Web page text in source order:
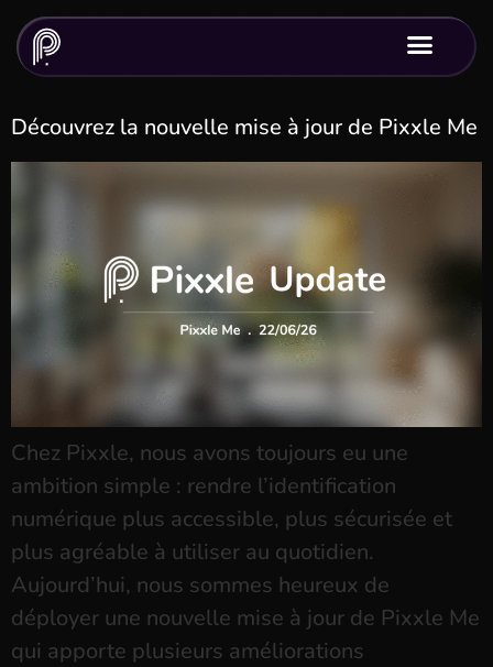
Découvrez la nouvelle mise à jour de Pixxle Me
Chez Pixxle, nous avons toujours eu une
ambition simple : rendre l’identification
numérique plus accessible, plus sécurisée et
plus agréable à utiliser au quotidien.
Aujourd’hui, nous sommes heureux de
déployer une nouvelle mise à jour de Pixxle Me
qui apporte plusieurs améliorations